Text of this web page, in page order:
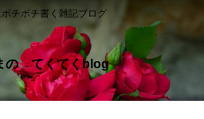
チボチ書く雑記ブログ
の てくてくblog